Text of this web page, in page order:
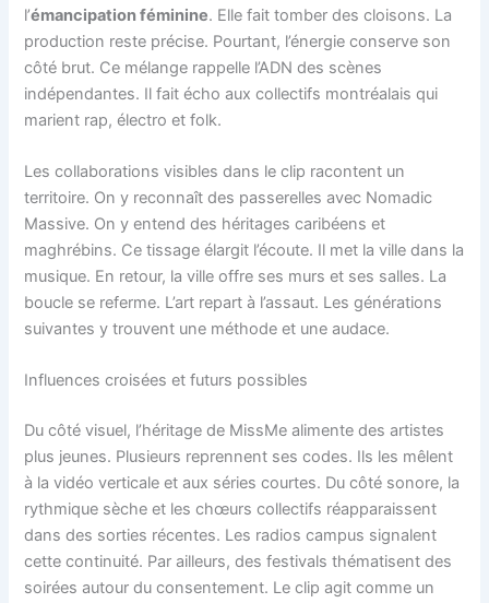
l’émancipation féminine. Elle fait tomber des cloisons. La
production reste précise. Pourtant, l’énergie conserve son
côté brut. Ce mélange rappelle l’ADN des scènes
indépendantes. Il fait écho aux collectifs montréalais qui
marient rap, électro et folk.
Les collaborations visibles dans le clip racontent un
territoire. On y reconnaît des passerelles avec Nomadic
Massive. On y entend des héritages caribéens et
maghrébins. Ce tissage élargit l’écoute. Il met la ville dans la
musique. En retour, la ville offre ses murs et ses salles. La
boucle se referme. L’art repart à l’assaut. Les générations
suivantes y trouvent une méthode et une audace.
Influences croisées et futurs possibles
Du côté visuel, l’héritage de MissMe alimente des artistes
plus jeunes. Plusieurs reprennent ses codes. Ils les mêlent
à la vidéo verticale et aux séries courtes. Du côté sonore, la
rythmique sèche et les chœurs collectifs réapparaissent
dans des sorties récentes. Les radios campus signalent
cette continuité. Par ailleurs, des festivals thématisent des
soirées autour du consentement. Le clip agit comme un